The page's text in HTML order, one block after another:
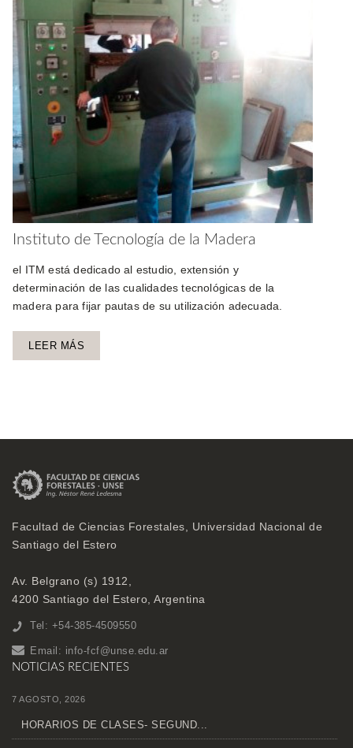
Instituto de Tecnología de la Madera
el ITM está dedicado al estudio, extensión y
determinación de las cualidades tecnológicas de la
madera para fijar pautas de su utilización adecuada.
LEER MÁS
Facultad de Ciencias Forestales, Universidad Nacional de
Santiago del Estero
Av. Belgrano (s) 1912,
4200 Santiago del Estero, Argentina
Tel: +54-385-4509550
Email: info-fcf@unse.edu.ar
NOTICIAS RECIENTES
7 AGOSTO, 2026
HORARIOS DE CLASES- SEGUND...